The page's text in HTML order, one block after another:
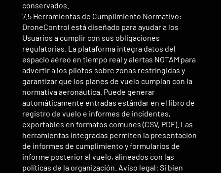
conservados.
7.5 Herramientas de Cumplimiento Normativo:
DroneControl está diseñado para ayudar a los
Usuarios a cumplir con sus obligaciones
regulatorias. La plataforma integra datos del
espacio aéreo en tiempo real y alertas NOTAM para
advertir a los pilotos sobre zonas restringidas y
garantizar que los planes de vuelo cumplan con la
normativa aeronáutica. Puede generar
automáticamente entradas estándar en el libro de
registro de vuelo e informes de incidentes,
exportables en formatos comunes (CSV, PDF). Las
herramientas integradas permiten la presentación
de informes de cumplimiento y formularios de
informe posterior al vuelo, alineados con las
políticas de la organización. Aviso legal: Si bien